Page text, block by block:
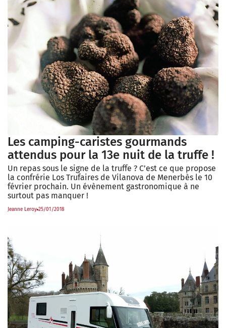
Les camping-caristes gourmands
attendus pour la 13e nuit de la truffe !
Un repas sous le signe de la truffe ? C’est ce que propose
la confrérie Los Trufaires de Vilanova de Menerbès le 10
février prochain. Un évènement gastronomique à ne
surtout pas manquer !
Jeanne Leroy 25/01/2018